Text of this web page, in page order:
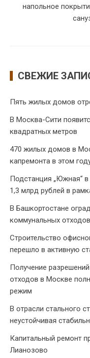
напольное
СВЕЖИЕ
Пять жилых домов
В Москва-Сити
квадратных метров
470 жилых домов в
капремонта в этом
Подстанция „Южная“ в
1,3 млрд рублей в
В Башкортостане
коммунальных
Строительство
перешло в активную
Получение
отходов в Москве
режим
В отрасли стального
неустойчивая
Капитальный ремонт
Лианозово